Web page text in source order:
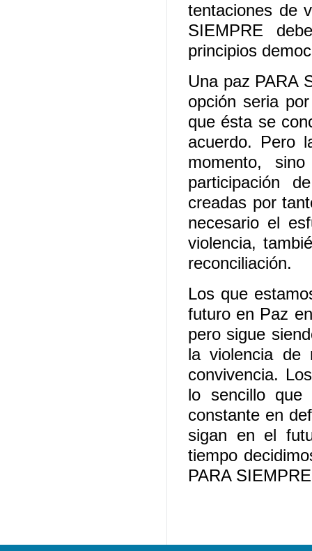
tentaciones de
SIEMPRE
principios
Una paz PARA
opción seria
que ésta se
acuerdo. Pero
momento,
participación
creadas por
necesario el
violencia,
reconciliación.
Los que
futuro en Paz
pero sigue
la violencia de
convivencia.
lo sencillo
constante en
sigan en el
tiempo
PARA